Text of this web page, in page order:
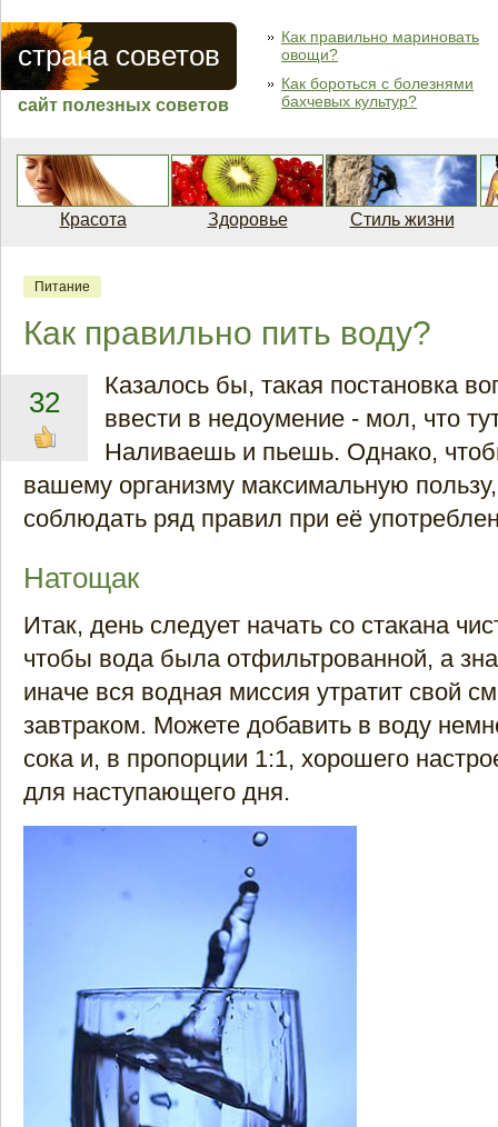
страна советов
сайт полезных советов
Как правильно мариновать
овощи?
Как бороться с болезнями
бахчевых культур?
Красота Здоровье Стиль жизни
Питание
Как правильно пить воду?
32
Казалось бы, такая постановка
ввести в недоумение - мол, что
Наливаешь и пьешь. Однако,
вашему организму максимальную
соблюдать ряд правил при её
Натощак
Итак, день следует начать со стакана
чтобы вода была отфильтрованной, а
иначе вся водная миссия утратит свой
завтраком. Можете добавить в воду
сока и, в пропорции 1:1, хорошего
для наступающего дня.